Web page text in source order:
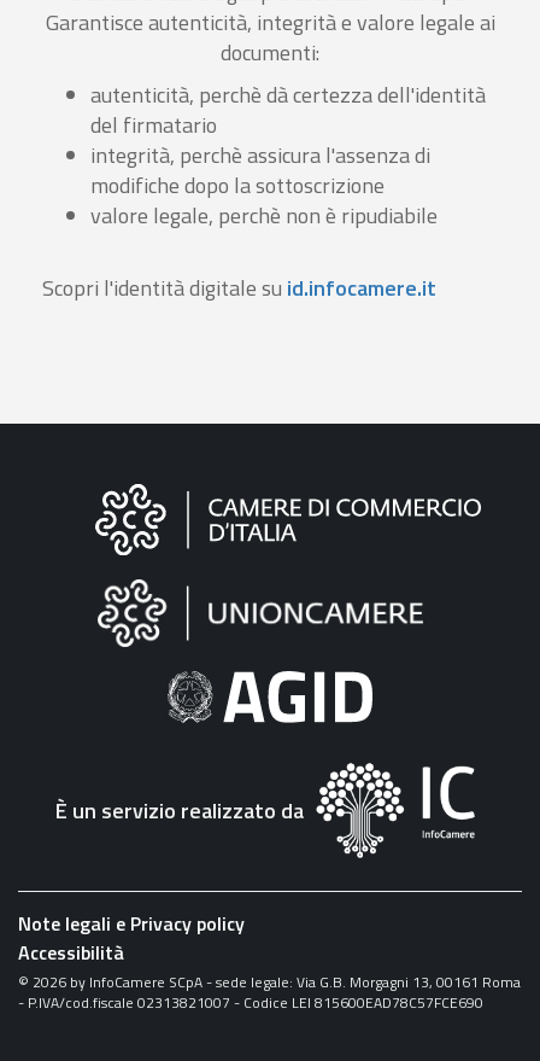
Garantisce autenticità, integrità e valore legale ai
documenti:
autenticità, perchè dà certezza dell'identità
del firmatario
integrità, perchè assicura l'assenza di
modifiche dopo la sottoscrizione
valore legale, perchè non è ripudiabile
Scopri l'identità digitale su id.infocamere.it
Informazioni
"Fattura
Elettronica"
È un servizio realizzato da
Note legali e Privacy policy
Accessibilità
© 2026 by InfoCamere SCpA - sede legale: Via G.B. Morgagni 13, 00161 Roma
- P.IVA/cod.fiscale 02313821007 - Codice LEI 815600EAD78C57FCE690